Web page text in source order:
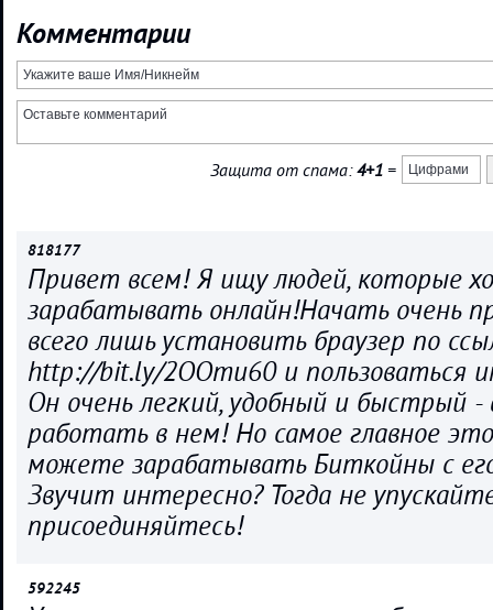
Комментарии
Защита от спама:4+1 =
818177
Привет всем! Я ищу людей, которые
зарабатывать онлайн!Начать очень
всего лишь установить браузер по
http://bit.ly/2OOmu60 и пользоваться
Он очень легкий, удобный и быстрый
работать в нем! Но самое главное
можете зарабатывать Биткойны с
Звучит интересно? Тогда не
присоединяйтесь!
592245